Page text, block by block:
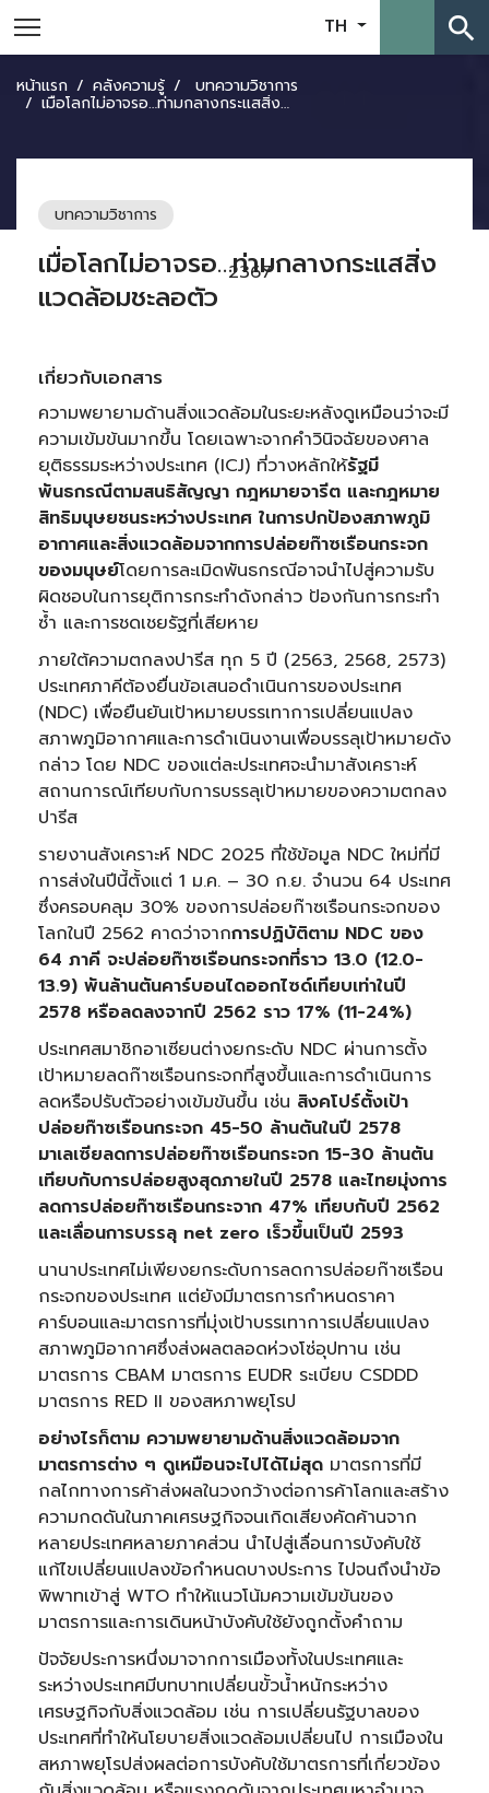
TH search
หน้าแรก คลังความรู้ บทความวิชาการ
เมื่อโลกไม่อาจรอ…ท่ามกลางกระแสสิ่งแวดล้อมชะลอตัว
บทความวิชาการ
2367
เมื่อโลกไม่อาจรอ…ท่ามกลางกระแสสิ่ง
แวดล้อมชะลอตัว
เกี่ยวกับเอกสาร
ความพยายามด้านสิ่งแวดล้อมในระยะหลังดูเหมือนว่าจะมี
ความเข้มข้นมากขึ้น โดยเฉพาะจากคำวินิจฉัยของศาล
ยุติธรรมระหว่างประเทศ (ICJ) ที่วางหลักให้รัฐมี
พันธกรณีตามสนธิสัญญา กฎหมายจารีต และกฎหมาย
สิทธิมนุษยชนระหว่างประเทศ ในการปกป้องสภาพภูมิ
อากาศและสิ่งแวดล้อมจากการปล่อยก๊าซเรือนกระจก
ของมนุษย์โดยการละเมิดพันธกรณีอาจนำไปสู่ความรับ
ผิดชอบในการยุติการกระทำดังกล่าว ป้องกันการกระทำ
ซ้ำ และการชดเชยรัฐที่เสียหาย
ภายใต้ความตกลงปารีส ทุก 5 ปี (2563, 2568, 2573)
ประเทศภาคีต้องยื่นข้อเสนอดำเนินการของประเทศ
(NDC) เพื่อยืนยันเป้าหมายบรรเทาการเปลี่ยนแปลง
สภาพภูมิอากาศและการดำเนินงานเพื่อบรรลุเป้าหมายดัง
กล่าว โดย NDC ของแต่ละประเทศจะนำมาสังเคราะห์
สถานการณ์เทียบกับการบรรลุเป้าหมายของความตกลง
ปารีส
รายงานสังเคราะห์ NDC 2025 ที่ใช้ข้อมูล NDC ใหม่ที่มี
การส่งในปีนี้ตั้งแต่ 1 ม.ค. – 30 ก.ย. จำนวน 64 ประเทศ
ซึ่งครอบคลุม 30% ของการปล่อยก๊าซเรือนกระจกของ
โลกในปี 2562 คาดว่าจากการปฏิบัติตาม NDC ของ
64 ภาคี จะปล่อยก๊าซเรือนกระจกที่ราว 13.0 (12.0-
13.9) พันล้านตันคาร์บอนไดออกไซด์เทียบเท่าในปี
2578 หรือลดลงจากปี 2562 ราว 17% (11-24%)
ประเทศสมาชิกอาเซียนต่างยกระดับ NDC ผ่านการตั้ง
เป้าหมายลดก๊าซเรือนกระจกที่สูงขึ้นและการดำเนินการ
ลดหรือปรับตัวอย่างเข้มข้นขึ้น เช่น สิงคโปร์ตั้งเป้า
ปล่อยก๊าซเรือนกระจก 45-50 ล้านตันในปี 2578
มาเลเซียลดการปล่อยก๊าซเรือนกระจก 15-30 ล้านตัน
เทียบกับการปล่อยสูงสุดภายในปี 2578 และไทยมุ่งการ
ลดการปล่อยก๊าซเรือนกระจาก 47% เทียบกับปี 2562
และเลื่อนการบรรลุ net zero เร็วขึ้นเป็นปี 2593
นานาประเทศไม่เพียงยกระดับการลดการปล่อยก๊าซเรือน
กระจกของประเทศ แต่ยังมีมาตรการกำหนดราคา
คาร์บอนและมาตรการที่มุ่งเป้าบรรเทาการเปลี่ยนแปลง
สภาพภูมิอากาศซึ่งส่งผลตลอดห่วงโซ่อุปทาน เช่น
มาตรการ CBAM มาตรการ EUDR ระเบียบ CSDDD
มาตรการ RED II ของสหภาพยุโรป
อย่างไรก็ตาม ความพยายามด้านสิ่งแวดล้อมจาก
มาตรการต่าง ๆ ดูเหมือนจะไปได้ไม่สุด มาตรการที่มี
กลไกทางการค้าส่งผลในวงกว้างต่อการค้าโลกและสร้าง
ความกดดันในภาคเศรษฐกิจจนเกิดเสียงคัดค้านจาก
หลายประเทศหลายภาคส่วน นำไปสู่เลื่อนการบังคับใช้
แก้ไขเปลี่ยนแปลงข้อกำหนดบางประการ ไปจนถึงนำข้อ
พิพาทเข้าสู่ WTO ทำให้แนวโน้มความเข้มข้นของ
มาตรการและการเดินหน้าบังคับใช้ยังถูกตั้งคำถาม
ปัจจัยประการหนึ่งมาจากการเมืองทั้งในประเทศและ
ระหว่างประเทศมีบทบาทเปลี่ยนขั้วน้ำหนักระหว่าง
เศรษฐกิจกับสิ่งแวดล้อม เช่น การเปลี่ยนรัฐบาลของ
ประเทศที่ทำให้นโยบายสิ่งแวดล้อมเปลี่ยนไป การเมืองใน
สหภาพยุโรปส่งผลต่อการบังคับใช้มาตรการที่เกี่ยวข้อง